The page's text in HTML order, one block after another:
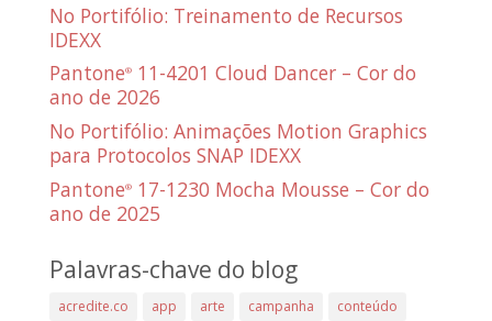
No Portifólio: Treinamento de Recursos
IDEXX
Pantone®11-4201 Cloud Dancer – Cor do
ano de 2026
No Portifólio: Animações Motion Graphics
para Protocolos SNAP IDEXX
Pantone®17-1230 Mocha Mousse – Cor do
ano de 2025
Palavras-chave do blog
acredite.co app arte campanha
conteúdo